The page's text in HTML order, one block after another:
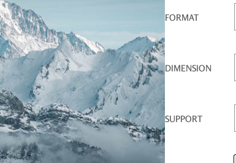
FORMAT
DIMENSION
SUPPORT